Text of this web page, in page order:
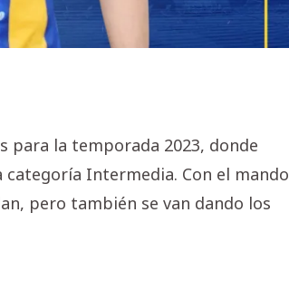
para la temporada 2023, donde
Intermedia. Con el mando
pero también se van dando los